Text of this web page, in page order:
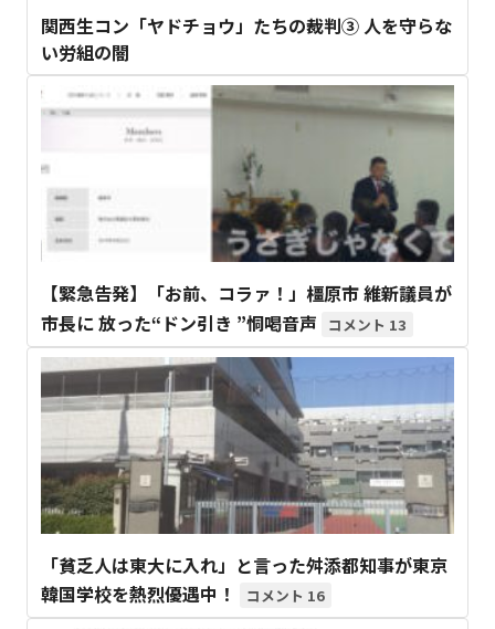
関西生コン「ヤドチョウ」たちの裁判③ 人を守らな
い労組の闇
【緊急告発】「お前、コラァ！」橿原市 維新議員が
市長に 放った“ドン引き ”恫喝音声
13
「貧乏人は東大に入れ」と言った舛添都知事が東京
韓国学校を熱烈優遇中！
16